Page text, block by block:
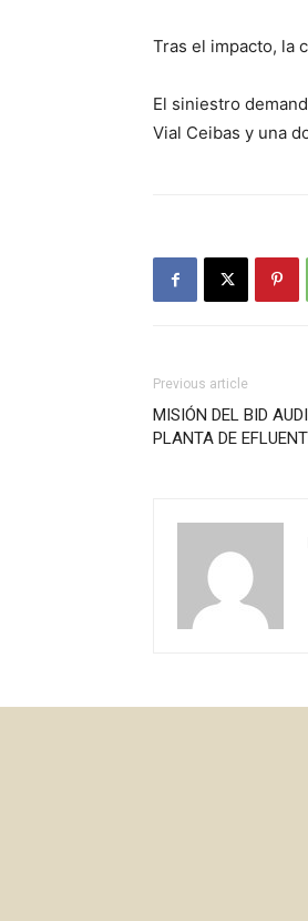
Tras el impacto, la
El siniestro
Vial Ceibas y una
Previous article
MISIÓN DEL BID
PLANTA DE